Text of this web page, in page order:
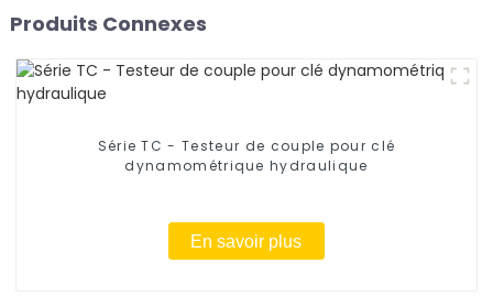
Produits Connexes
Série TC - Testeur de couple pour clé
dynamométrique hydraulique
En savoir plus